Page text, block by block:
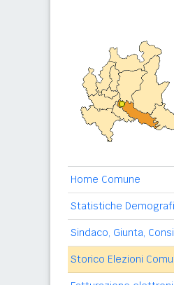
Home Comune
Statistiche
Sindaco, Giunta,
Storico Elezioni